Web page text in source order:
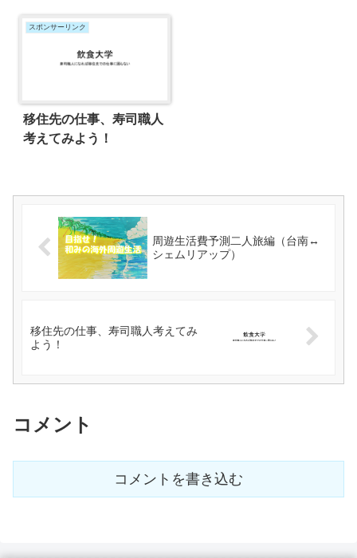
スポンサーリンク
移住先の仕事、寿司職人
考えてみよう！
周遊生活費予測二人旅編（台南↔
シェムリアップ）
移住先の仕事、寿司職人考えてみ
よう！
コメント
コメントを書き込む